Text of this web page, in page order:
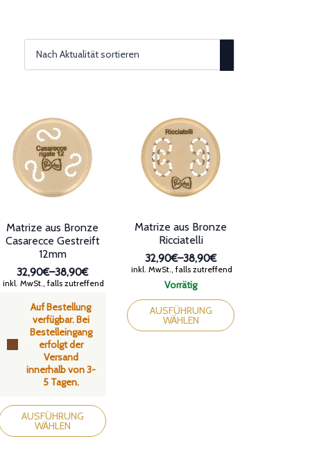
Auf Bestellung
verfügbar. Bei
Bestelleingang
erfolgt der
Versand
innerhalb von 3-
5 Tagen.
Matrize aus Bronze
Casarecce Gestreift
12mm
32,90€–38,90€
Preisspanne:
bis
38,90€
inkl. MwSt., falls zutreffend
AUSFÜHRUNG
WÄHLEN
Dieses
Vorrätig
Matrize aus Bronze
Ricciatelli
32,90€–38,90€
Preisspanne:
32,90€
38,90€
inkl. MwSt., falls zutreffend
AUSFÜHRUNG
WÄHLEN
Dieses
Produkt
weist